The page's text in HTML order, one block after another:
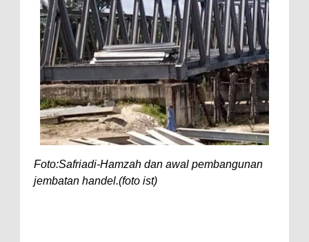
Foto:Safriadi-Hamzah dan awal pembangunan
jembatan handel.(foto ist)